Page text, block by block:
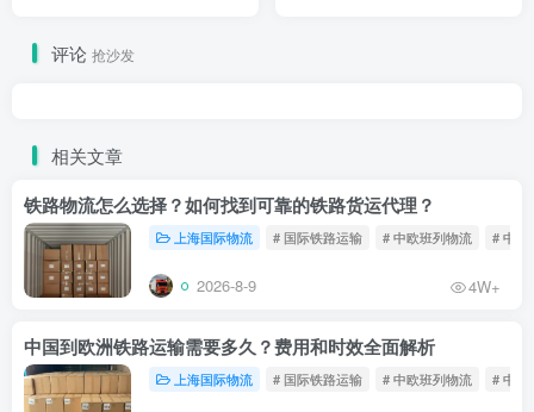
评论 抢沙发
相关文章
铁路物流怎么选择？如何找到可靠的铁路货运代理？
上海国际物流 # 国际铁路运输 # 中欧班列物流 # 中欧
2026-8-9 4W+
中国到欧洲铁路运输需要多久？费用和时效全面解析
上海国际物流 # 国际铁路运输 # 中欧班列物流 # 中欧